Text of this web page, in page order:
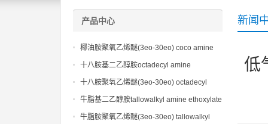
新闻
低
产品中心
椰油胺聚氧乙烯醚(3eo-30eo) coco amine
ethoxylate ether (3eo-30eo) cas61791-14-8
十八胺基二乙醇胺octadecyl amine
ethoxylate ether (2eo) cas10213-78-2
十八胺聚氧乙烯醚(3eo-30eo) octadecyl
amine ethoxylate ether (3eo-30eo)
cas10213-78-2
牛脂基二乙醇胺tallowalkyl amine ethoxylate
ether (2eo) cas61791-26-2
牛脂胺聚氧乙烯醚(3eo-30eo) tallowalkyl